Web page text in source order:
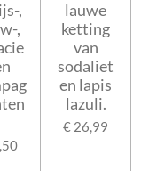
,
,
lauwe
ketting
van
sodaliet
en lapis
lazuli.
€ 26,99